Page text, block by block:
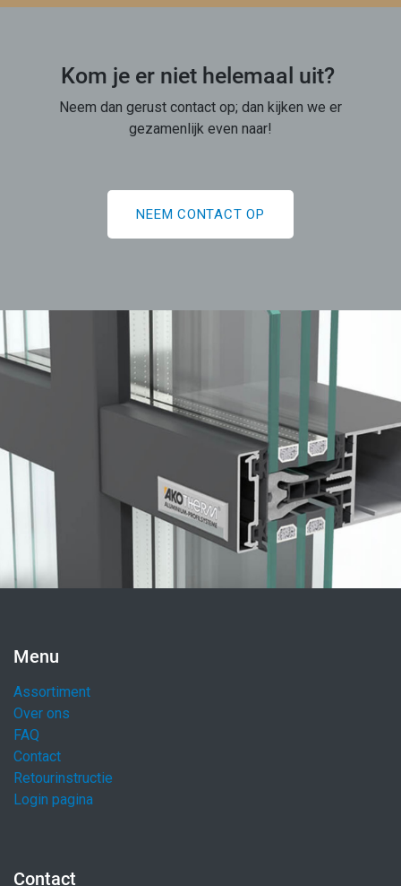
Kom je er niet helemaal uit?
Neem dan gerust contact op; dan kijken we er
gezamenlijk even naar!
NEEM CONTACT OP
Menu
Assortiment
Over ons
FAQ
Contact
Retourinstructie
Login pagina
Contact